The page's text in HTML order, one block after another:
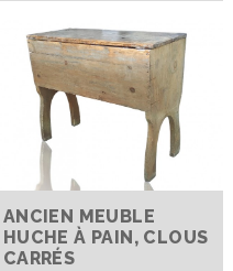
ANCIEN MEUBLE
HUCHE À PAIN, CLOUS
CARRÉS